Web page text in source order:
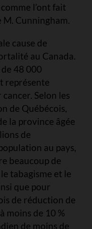
l’ont fait
M. Cunningham.
cause de
au Canada.
48 000
représente
Selon les
de Québécois,
la province âgée
de
au pays,
beaucoup de
tabagisme et le
que pour
de réduction de
moins de 10 %
de moins de